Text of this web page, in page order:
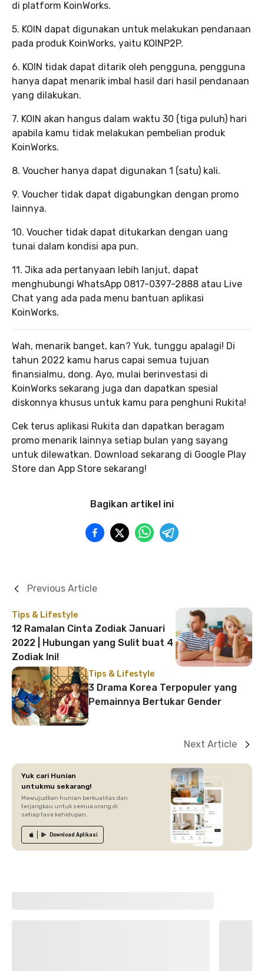
di platform KoinWorks.
5. KOIN dapat digunakan untuk melakukan pendanaan
pada produk KoinWorks, yaitu KOINP2P.
6. KOIN tidak dapat ditarik oleh pengguna, pengguna
hanya dapat menarik imbal hasil dari hasil pendanaan
yang dilakukan.
7. KOIN akan hangus dalam waktu 30 (tiga puluh) hari
apabila kamu tidak melakukan pembelian produk
KoinWorks.
8. Voucher hanya dapat digunakan 1 (satu) kali.
9. Voucher tidak dapat digabungkan dengan promo
lainnya.
10. Voucher tidak dapat ditukarkan dengan uang
tunai dalam kondisi apa pun.
11. Jika ada pertanyaan lebih lanjut, dapat
menghubungi WhatsApp 0817-0397-2888 atau Live
Chat yang ada pada menu bantuan aplikasi
KoinWorks.
Wah, menarik banget, kan? Yuk, tunggu apalagi! Di
tahun 2022 kamu harus capai semua tujuan
finansialmu, dong. Ayo, mulai berinvestasi di
KoinWorks sekarang juga dan dapatkan spesial
diskonnya khusus untuk kamu para penghuni Rukita!
Cek terus aplikasi Rukita dan dapatkan beragam
promo menarik lainnya setiap bulan yang sayang
untuk dilewatkan. Download sekarang di Google Play
Store dan App Store sekarang!
Bagikan artikel ini
Tips & Lifestyle
12 Ramalan Cinta Zodiak Januari
2022 | Hubungan yang Sulit buat 4
Zodiak Ini!
Previous Article
Tips & Lifestyle
3 Drama Korea Terpopuler yang
Pemainnya Bertukar Gender
Next Article
Yuk cari Hunian
untukmu sekarang!
Mewujudkan hunian berkualitas dan
terjangkau untuk semua orang di
setiap fase kehidupan.
Download Aplikasi